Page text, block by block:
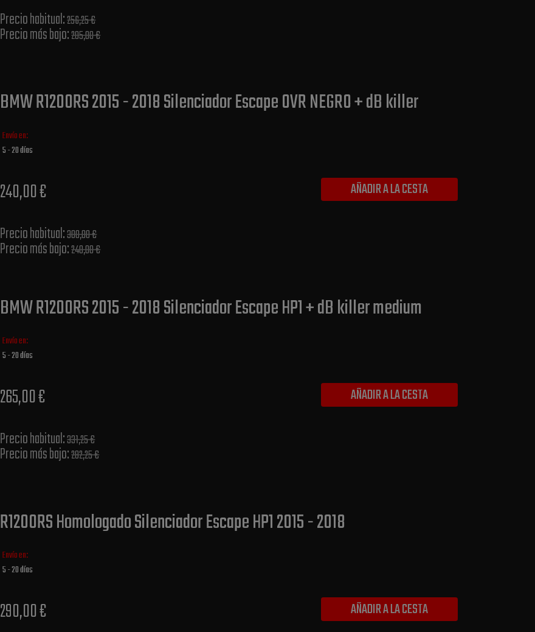
Precio habitual​:256,25 €
Precio más bajo​:205,00 €
BMW R1200RS 2015 - 2018 Silenciador Escape OVR NEGRO + dB killer
Envío en:
5 - 20 días
240,00 €
Precio habitual​:300,00 €
Precio más bajo​:240,00 €
AÑADIR A LA CESTA
BMW R1200RS 2015 - 2018 Silenciador Escape HP1 + dB killer medium
Envío en:
5 - 20 días
265,00 €
Precio habitual​:331,25 €
Precio más bajo​:282,25 €
AÑADIR A LA CESTA
R1200RS Homologado Silenciador Escape HP1 2015 - 2018
Envío en:
5 - 20 días
290,00 € AÑADIR A LA CESTA